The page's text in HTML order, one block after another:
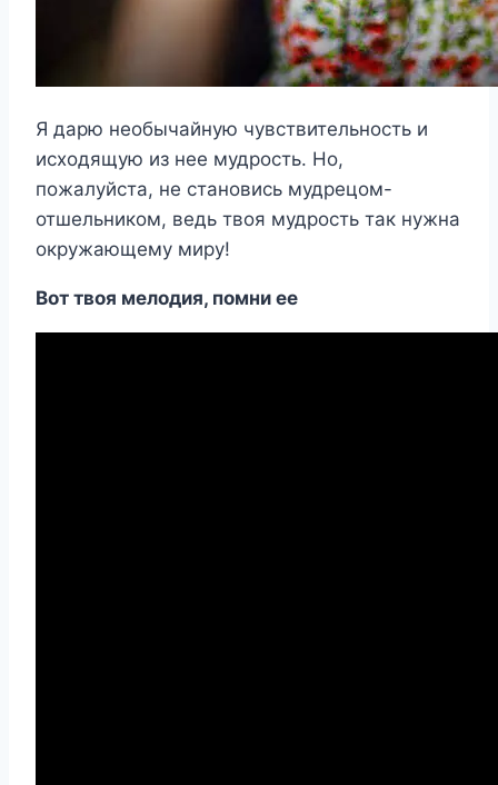
Я дарю необычайную чувствительность и
исходящую из нее мудрость. Но,
пожалуйста, не становись мудрецом-
отшельником, ведь твоя мудрость так нужна
окружающему миру!
Вот твоя мелодия, помни ее